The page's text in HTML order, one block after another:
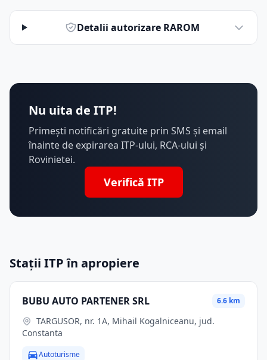
Detalii autorizare RAROM
Nu uita de ITP!
Primești notificări gratuite prin SMS și email
înainte de expirarea ITP-ului, RCA-ului și
Rovinietei.
Verifică ITP
Stații ITP în apropiere
BUBU AUTO PARTENER SRL 6.6 km
Constanta
Autoturisme